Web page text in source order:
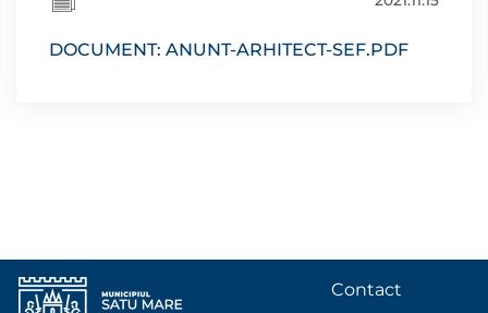
DOCUMENT: ANUNT-ARHITECT-SEF.PDF
Contact